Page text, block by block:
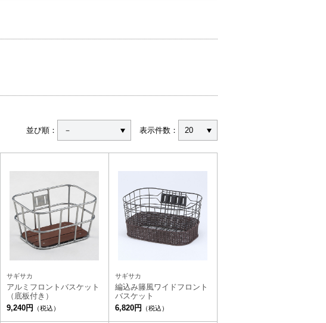
並び順： － 表示件数： 20
サギサカ
アルミフロントバスケット
（底板付き）
9,240円
（税込）
サギサカ
編込み籐風ワイドフロント
バスケット
6,820円
（税込）